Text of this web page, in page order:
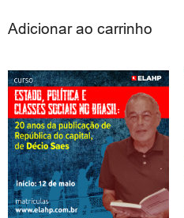
Adicionar ao carrinho